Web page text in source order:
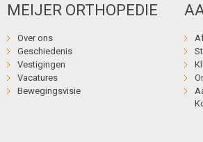
MEIJER ORTHOPEDIE
Over ons
Geschiedenis
Vestigingen
Vacatures
Bewegingsvisie